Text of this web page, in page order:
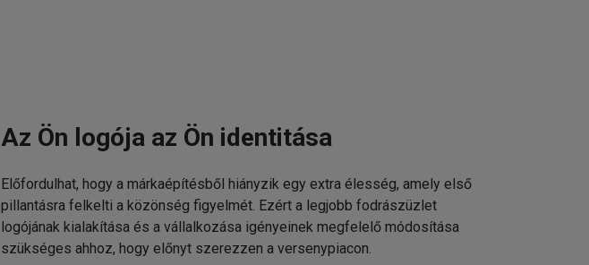
Az Ön logója az Ön identitása
Előfordulhat, hogy a márkaépítésből hiányzik egy extra élesség, amely első
pillantásra felkelti a közönség figyelmét. Ezért a legjobb fodrászüzlet
logójának kialakítása és a vállalkozása igényeinek megfelelő módosítása
szükséges ahhoz, hogy előnyt szerezzen a versenypiacon.